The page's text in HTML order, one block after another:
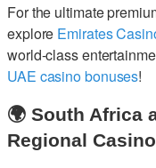
For the ultimate
explore Emirates
world-class
UAE casino bonuses!
🌍 South Africa
Regional